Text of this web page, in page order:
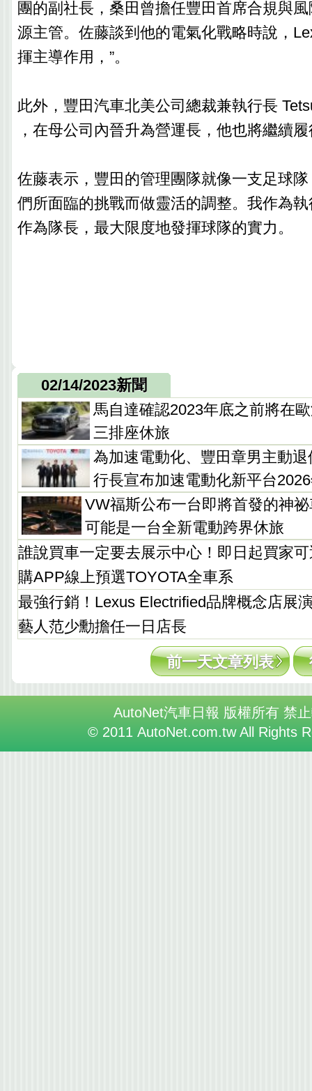
團的副社長，桑田曾擔任豐田首席合規與
源主管。佐藤談到他的電氣化戰略時說，
揮主導作用，”。
此外，豐田汽車北美公司總裁兼執行長
，在母公司內晉升為營運長，他也將繼續
佐藤表示，豐田的管理團隊就像一支足球
們所面臨的挑戰而做靈活的調整。我作為
作為隊長，最大限度地發揮球隊的實力。
02/14/2023新聞
馬自達確認2023年底之前將在
三排座休旅
為加速電動化、豐田章男主動
行長宣布加速電動化新平台
VW福斯公布一台即將首發的神
可能是一台全新電動跨界休旅
誰說買車一定要去展示中心！即日起買家
購APP線上預選TOYOTA全車系
最強行銷！Lexus Electrified品牌概念店展
藝人范少勳擔任一日店長
前一天文章列表
AutoNet汽車日報 版權所有 禁
© 2011 AutoNet.com.tw All Rights